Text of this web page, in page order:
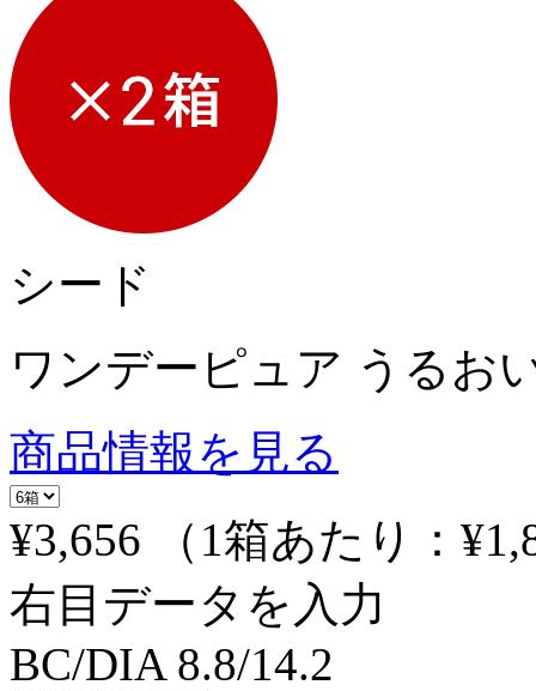
シード
ワンデーピュア うるお
商品情報を見る
¥3,656
（1箱あたり：
右目データを入力
BC/DIA 8.8/14.2